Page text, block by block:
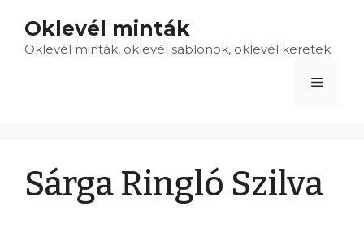
tartalomba
Oklevél minták
Oklevél minták, oklevél sablonok, oklevél keretek
Menü
Sárga Ringló Szilva